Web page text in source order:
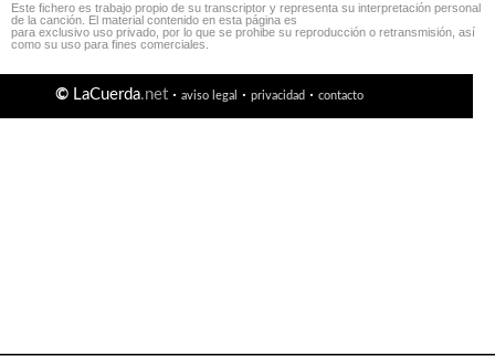
Este fichero es trabajo propio de su transcriptor y representa su interpretación personal
de la canción. El material contenido en esta página es
para exclusivo uso privado, por lo que se prohibe su reproducción o retransmisión, así
como su uso para fines comerciales.
© LaCuerda.net · aviso legal · privacidad · contacto